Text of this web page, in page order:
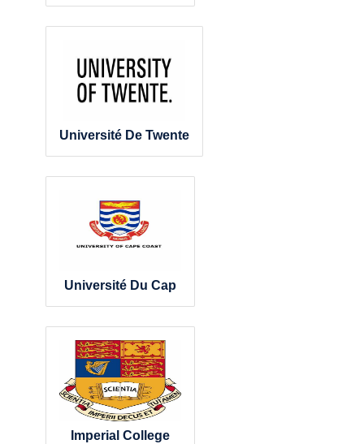
Université De Twente
Université Du Cap
Imperial College